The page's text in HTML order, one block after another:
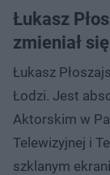
Łukasz
zmieniał
Łukasz
Łodzi. Jest
Aktorskim w
Telewizyjnej i
szklanym